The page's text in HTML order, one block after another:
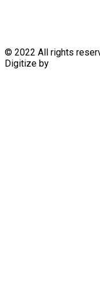
© 2022 All rights
Digitize by